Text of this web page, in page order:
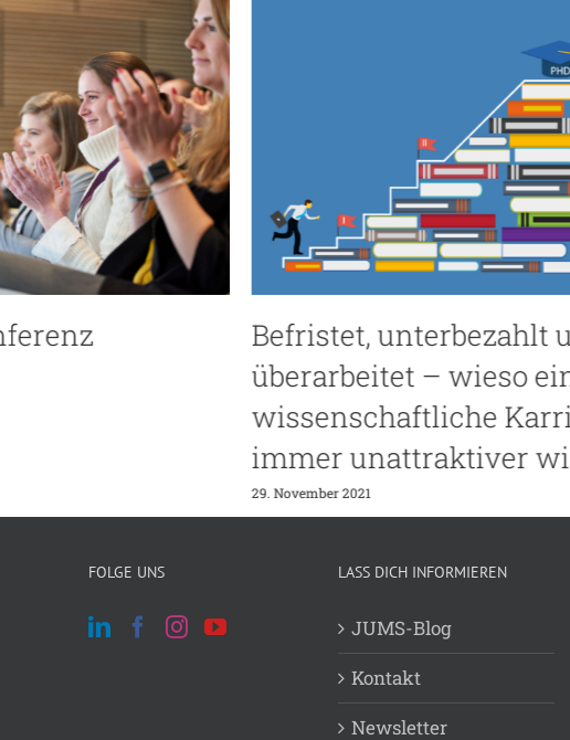
unterbezahlt und
– wieso eine
Karriere
unattraktiver wird?
Vierte Junior
Science
Hamburg
29. Oktober 2021
FOLGE UNS LASS DICH INFORMIEREN
JUMS-Blog
Kontakt
Newsletter